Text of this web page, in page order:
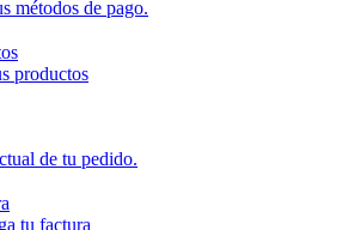
métodos de pago.
productos
de tu pedido.
tu factura